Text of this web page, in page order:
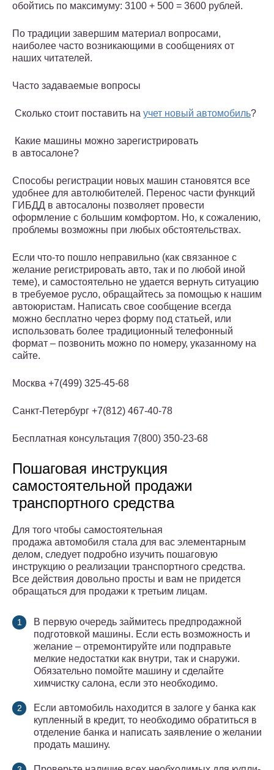
обойтись по максимуму: 3100 + 500 = 3600 рублей.
По традиции завершим материал вопросами,
наиболее часто возникающими в сообщениях от
наших читателей.
Часто задаваемые вопросы
️ Сколько стоит поставить на учет новый автомобиль?
️ Какие машины можно зарегистрировать
в автосалоне?
Способы регистрации новых машин становятся все
удобнее для автолюбителей. Перенос части функций
ГИБДД в автосалоны позволяет провести
оформление с большим комфортом. Но, к сожалению,
проблемы возможны при любых обстоятельствах.
Если что-то пошло неправильно (как связанное с
желание регистрировать авто, так и по любой иной
теме), и самостоятельно не удается вернуть ситуацию
в требуемое русло, обращайтесь за помощью к нашим
автоюристам. Написать свое сообщение всегда
можно бесплатно через форму под статьей, или
использовать более традиционный телефонный
формат – позвонить можно по номеру, указанному на
сайте.
Москва +7(499) 325-45-68
Санкт-Петербург +7(812) 467-40-78
Бесплатная консультация 7(800) 350-23-68
Пошаговая инструкция
самостоятельной продажи
транспортного средства
Для того чтобы самостоятельная
продажа автомобиля стала для вас элементарным
делом, следует подробно изучить пошаговую
инструкцию о реализации транспортного средства.
Все действия довольно просты и вам не придется
обращаться для продажи к третьим лицам.
В первую очередь займитесь предпродажной
подготовкой машины. Если есть возможность и
желание – отремонтируйте или подправьте
мелкие недостатки как внутри, так и снаружи.
Обязательно помойте машину и сделайте
химчистку салона, если это необходимо.
Если автомобиль находится в залоге у банка как
купленный в кредит, то необходимо обратиться в
отделение банка и написать заявление о желании
продать машину.